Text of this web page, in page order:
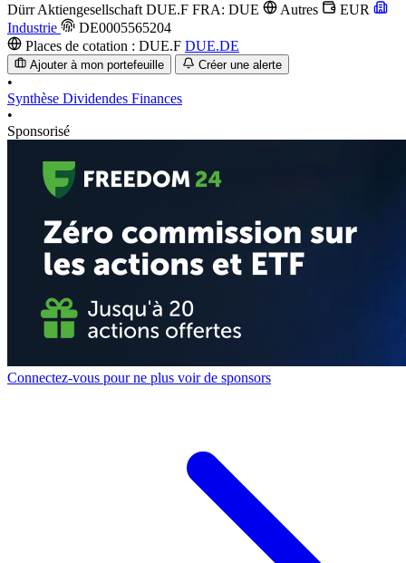
Dürr Aktiengesellschaft DUE.F FRA: DUE Autres
EUR
Industrie
DE0005565204
Places de cotation : DUE.F DUE.DE
Ajouter à mon portefeuille Créer une alerte
•
Synthèse Dividendes Finances
•
Sponsorisé
Connectez-vous pour ne plus voir de sponsors